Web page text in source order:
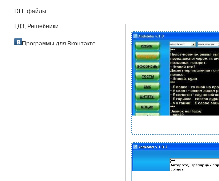
DLL файлы
ГДЗ, Решебники
Программы для Вконтакте